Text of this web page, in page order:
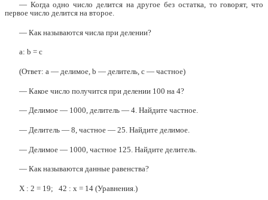
— Когда одно число делится на другое без остатка, то говорят, что
первое число делится на второе.
— Как называются числа при делении?
а: b = с
(Ответ: а — делимое, b — делитель, с — частное)
— Какое число получится при делении 100 на 4?
— Делимое — 1000, делитель — 4. Найдите частное.
— Делитель — 8, частное — 25. Найдите делимое.
— Делимое — 1000, частное 125. Найдите делитель.
— Как называются данные равенства?
Х : 2 = 19; 42 : х = 14 (Уравнения.)